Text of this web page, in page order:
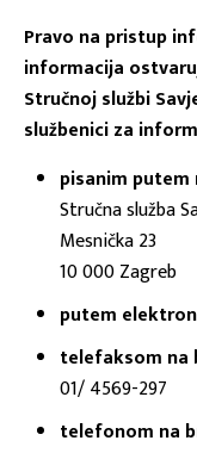
Pravo na pristup
informacija
Stručnoj službi
službenici za
pisanim putem
Stručna služba
Mesnička 23
10 000 Zagreb
putem
telefaksom na
01/ 4569-297
telefonom na